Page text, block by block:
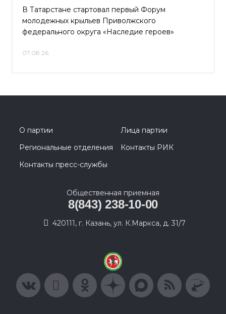
В Татарстане стартовал первый Форум
молодежных крыльев Приволжского
федерального округа «Наследие героев»
07.08.26
О партии
Лица партии
Региональные отделения
Контакты РИК
Контакты пресс-службы
Общественная приемная
8(843) 238-10-00
420111, г. Казань, ул. К.Маркса, д. 31/7